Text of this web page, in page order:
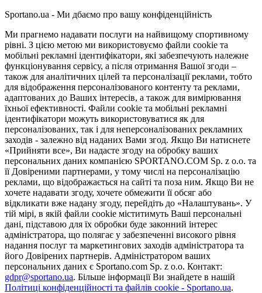
Sportano.ua - Ми дбаємо про вашу конфіденційність
Ми прагнемо надавати послуги на найвищому спортивному
рівні. З цією метою ми використовуємо файли cookie та
мобільні рекламні ідентифікатори, які забезпечують належне
функціонування сервісу, а після отримання Вашої згоди –
також для аналітичних цілей та персоналізації реклами, тобто
для відображення персоналізованого контенту та реклами,
адаптованих до Ваших інтересів, а також для вимірювання
їхньої ефективності. Файли cookie та мобільні рекламні
ідентифікатори можуть використовуватися як для
персоналізованих, так і для неперсоналізованих рекламних
заходів - залежно від наданих Вами згод. Якщо Ви натиснете
«Прийняти все», Ви надасте згоду на обробку ваших
персональних даних компанією SPORTANO.COM Sp. z o.o. та
її Довіреними партнерами, у тому числі на персоналізацію
реклами, що відображається на сайті та поза ним. Якщо Ви не
хочете надавати згоду, хочете обмежити її обсяг або
відкликати вже надану згоду, перейдіть до «Налаштувань». У
тій мірі, в якій файли cookie міститимуть Ваші персональні
дані, підставою для їх обробки буде законний інтерес
адміністратора, що полягає у забезпеченні високого рівня
надання послуг та маркетингових заходів адміністратора та
його Довірених партнерів. Адміністратором ваших
персональних даних є Sportano.com Sp. z o.o. Контакт:
gdpr@sportano.ua. Більше інформації Ви знайдете в нашій
Політиці конфіденційності та файлів cookie - Sportano.ua.